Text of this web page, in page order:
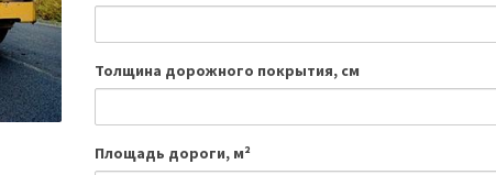
Толщина дорожного покрытия, см
Площадь дороги, м²